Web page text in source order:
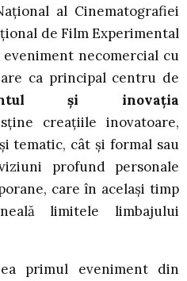
al Cinematografiei
de Film Experimental
necomercial cu
ca principal centru de
și inovația
creaţiile inovatoare,
tematic, cât și formal sau
profund personale
care în același timp
limitele limbajului
primul eveniment din